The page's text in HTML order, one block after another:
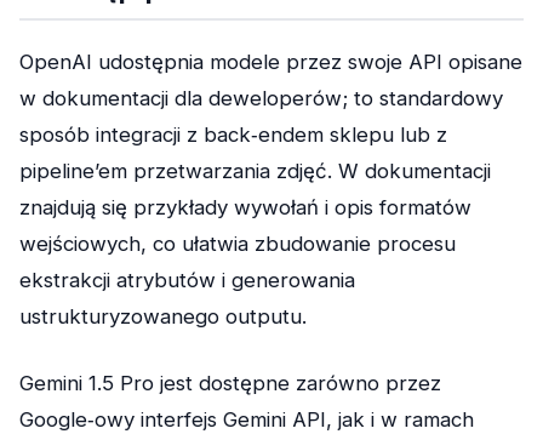
OpenAI udostępnia modele przez swoje API opisane
w dokumentacji dla deweloperów; to standardowy
sposób integracji z back‑endem sklepu lub z
pipeline’em przetwarzania zdjęć. W dokumentacji
znajdują się przykłady wywołań i opis formatów
wejściowych, co ułatwia zbudowanie procesu
ekstrakcji atrybutów i generowania
ustrukturyzowanego outputu.
Gemini 1.5 Pro jest dostępne zarówno przez
Google‑owy interfejs Gemini API, jak i w ramach